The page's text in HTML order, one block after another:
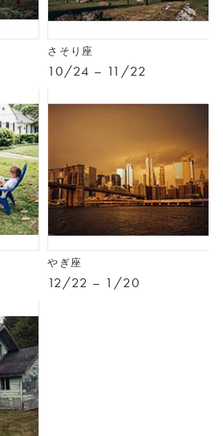
さそり座
10/24 – 11/22
やぎ座
12/22 – 1/20